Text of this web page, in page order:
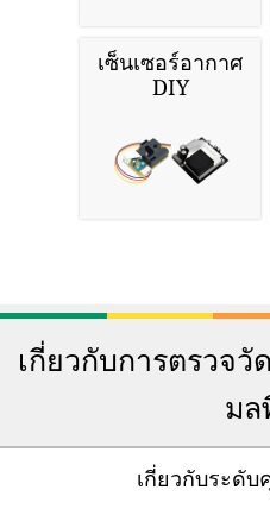
เซ็นเซอร์อากาศ
DIY
เกี่ยวกับการตรวจ
มล
เกี่ยวกับระดั